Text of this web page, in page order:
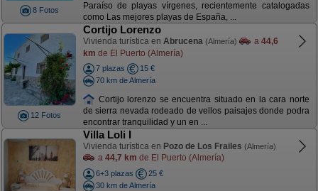
8 Fotos
Paraíso de playas vírgenes, recientemente catalogadas
como Las mejores playas de España, ...
12 Fotos
Cortijo Lorenzo
Vivienda turística en Abrucena (Almería) a 44,6
km de El Puerto (Almería)
7 plazas
15 €
70 km de Almería
Cortijo lorenzo se encuentra situado en la cara norte
de sierra nevada rodeado de vellos paisajes donde podra
encontrar tranquilidad y un en ...
Villa Loli I
Vivienda turística en Pozo de Los Frailes (Almería)
a 44,7 km de El Puerto (Almería)
6+3 plazas
25 €
30 km de Almería